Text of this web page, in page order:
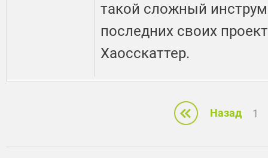
такой сложный
последних своих
Хаосскаттер.
Назад 1